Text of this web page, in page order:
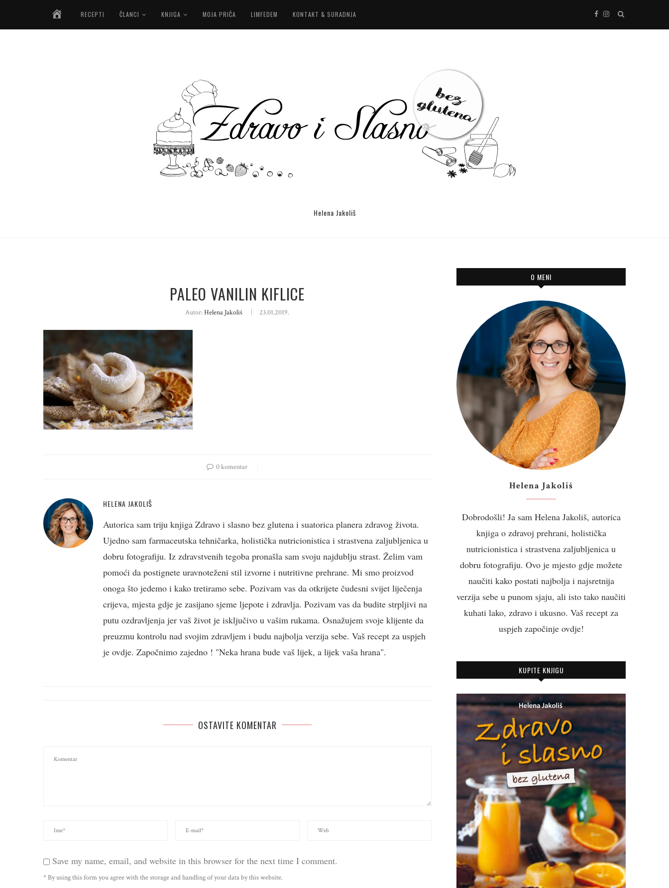
NASLOVNICA
RECEPTI ČLANCI KNJIGA MOJA PRIČA LIMFEDEM KONTAKT & SURADNJA
Helena Jakoliš
PALEO VANILIN KIFLICE
Autor:Helena Jakoliš 23.01.2019.
0 komentar
HELENA JAKOLIŠ
Autorica sam triju knjiga Zdravo i slasno bez glutena i suatorica planera zdravog života.
Ujedno sam farmaceutska tehničarka, holistička nutricionistica i strastvena zaljubljenica u
dobru fotografiju. Iz zdravstvenih tegoba pronašla sam svoju najdublju strast. Želim vam
pomoći da postignete uravnoteženi stil izvorne i nutritivne prehrane. Mi smo proizvod
onoga što jedemo i kako tretiramo sebe. Pozivam vas da otkrijete čudesni svijet liječenja
crijeva, mjesta gdje je zasijano sjeme ljepote i zdravlja. Pozivam vas da budite strpljivi na
putu ozdravljenja jer vaš život je isključivo u vašim rukama. Osnažujem svoje klijente da
preuzmu kontrolu nad svojim zdravljem i budu najbolja verzija sebe. Vaš recept za uspjeh
je ovdje. Započnimo zajedno ! "Neka hrana bude vaš lijek, a lijek vaša hrana".
OSTAVITE KOMENTAR
Save my name, email, and website in this browser for the next time I comment.
* By using this form you agree with the storage and handling of your data by this website.
O MENI
Helena Jakoliš
Dobrodošli! Ja sam Helena Jakoliš, autorica
knjiga o zdravoj prehrani, holistička
nutricionistica i strastvena zaljubljenica u
dobru fotografiju. Ovo je mjesto gdje možete
naučiti kako postati najbolja i najsretnija
verzija sebe u punom sjaju, ali isto tako naučiti
kuhati lako, zdravo i ukusno. Vaš recept za
uspjeh započinje ovdje!
KUPITE KNJIGU